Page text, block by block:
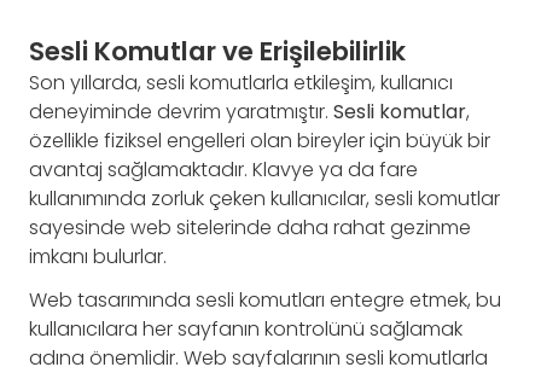
Sesli Komutlar ve Erişilebilirlik
Son yıllarda, sesli komutlarla etkileşim, kullanıcı
deneyiminde devrim yaratmıştır. Sesli komutlar,
özellikle fiziksel engelleri olan bireyler için büyük bir
avantaj sağlamaktadır. Klavye ya da fare
kullanımında zorluk çeken kullanıcılar, sesli komutlar
sayesinde web sitelerinde daha rahat gezinme
imkanı bulurlar.
Web tasarımında sesli komutları entegre etmek, bu
kullanıcılara her sayfanın kontrolünü sağlamak
adına önemlidir. Web sayfalarının sesli komutlarla